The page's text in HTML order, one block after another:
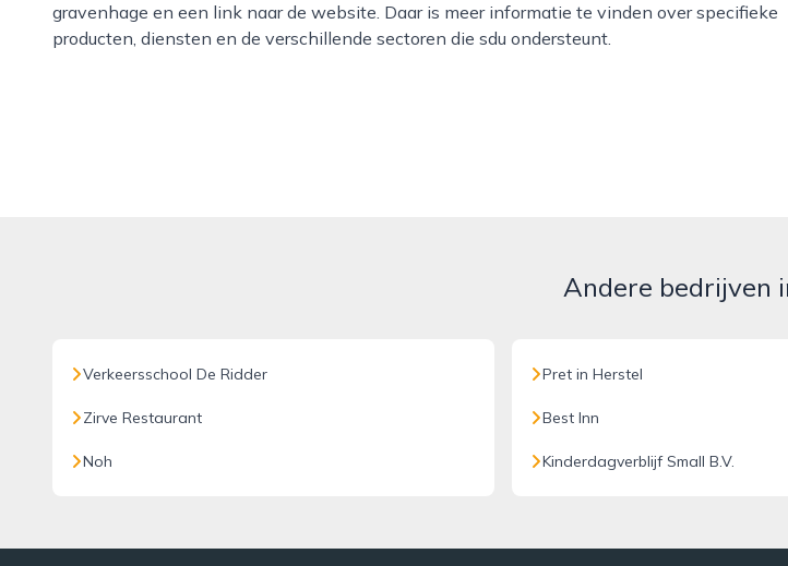
gravenhage en een link naar de website. Daar is meer informatie te vinden over specifieke
producten, diensten en de verschillende sectoren die sdu ondersteunt.
Andere bedrijven
Verkeersschool De Ridder
Zirve Restaurant
Noh
Pret in Herstel
Best Inn
Kinderdagverblijf Small B.V.